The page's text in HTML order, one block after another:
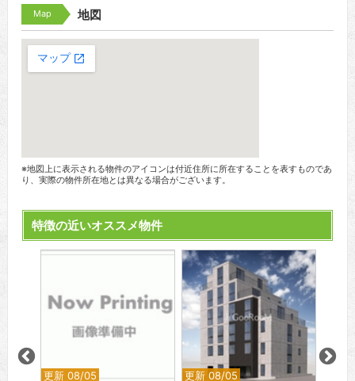
Map 地図
※地図上に表示される物件のアイコンは付近住所に所在することを表すものであ
り、実際の物件所在地とは異なる場合がございます。
特徴の近いオススメ物件
更新 08/05 更新 08/05